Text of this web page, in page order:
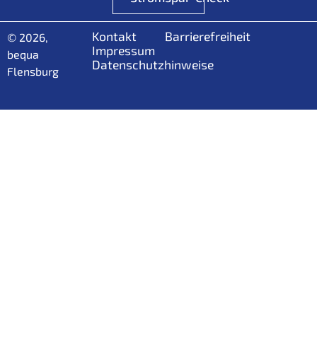
© 2026,
bequa
Flensburg
Kontakt
Barrierefreiheit
Impressum
Datenschutzhinweise